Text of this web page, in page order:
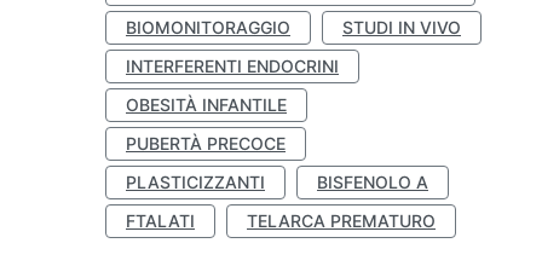
BIOMONITORAGGIO
STUDI IN VIVO
INTERFERENTI ENDOCRINI
OBESITÀ INFANTILE
PUBERTÀ PRECOCE
PLASTICIZZANTI
BISFENOLO A
FTALATI
TELARCA PREMATURO